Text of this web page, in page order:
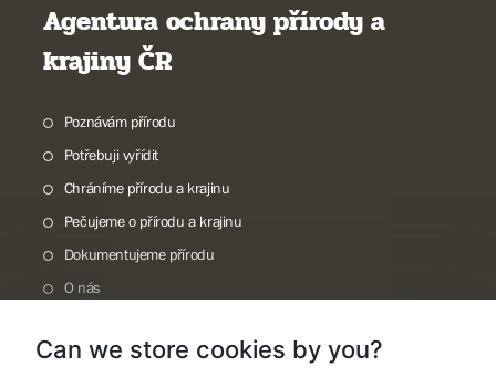
Agentura ochrany přírody a
krajiny ČR
Poznávám přírodu
Potřebuji vyřídit
Chráníme přírodu a krajinu
Pečujeme o přírodu a krajinu
Dokumentujeme přírodu
O nás
Can we store cookies by you?